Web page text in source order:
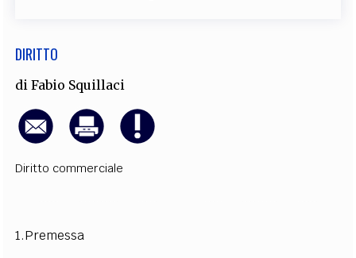
DIRITTO
diFabio Squillaci
Diritto commerciale
1.Premessa